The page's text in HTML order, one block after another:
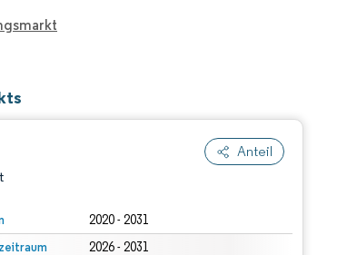
Anteil
2020 - 2031
2026 - 2031